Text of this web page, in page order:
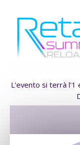
L'evento si terrà l'1